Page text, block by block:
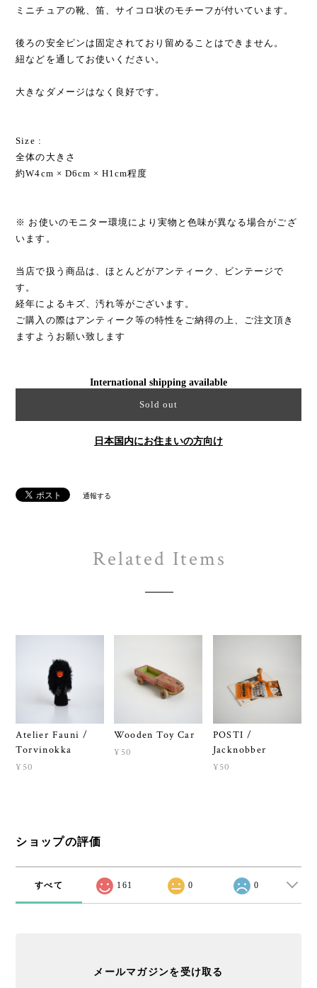
ミニチュアの靴、笛、サイコロ状のモチーフが付いています。
後ろの安全ピンは固定されており留めることはできません。
紐などを通してお使いください。
大きなダメージはなく良好です。
Size :
全体の大きさ
約W4cm × D6cm × H1cm程度
※ お使いのモニター環境により実物と色味が異なる場合がござ
います。
当店で扱う商品は、ほとんどがアンティーク、ビンテージで
す。
経年によるキズ、汚れ等がございます。
ご購入の際はアンティーク等の特性をご納得の上、ご注文頂き
ますようお願い致します
International shipping available
Sold out
日本国内にお住まいの方向け
通報する
Related Items
Atelier Fauni /
Torvinokka
¥50
Wooden Toy Car
¥50
POSTI /
Jacknobber
¥50
ショップの評価
すべて 161 0 0
メールマガジンを受け取る